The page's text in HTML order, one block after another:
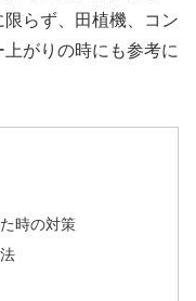
らず、田植機、コン
がりの時にも参考に
時の対策